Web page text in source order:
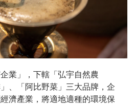
業」，下轄「弘宇自然農
、「阿比野菜」三大品牌，企
濟產業，將適地適種的環境保